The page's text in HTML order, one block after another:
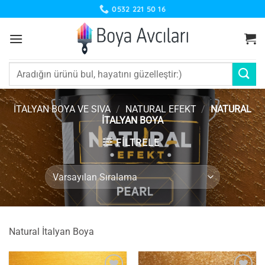
atla
0532 221 50 16
Ara:
İTALYAN BOYA VE SIVA / NATURAL EFEKT / NATURAL
İTALYAN BOYA
FILTRELE
Natural İtalyan Boya